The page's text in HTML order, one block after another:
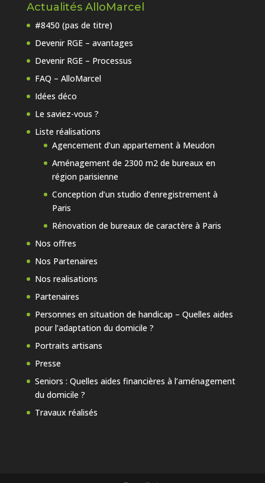
Actualités AlloMarcel
#8450 (pas de titre)
Devenir RGE – avantages
Devenir RGE – Processus
FAQ – AlloMarcel
Idées déco
Le saviez-vous ?
Liste réalisations
Agencement d’un appartement à Meudon
Aménagement de 2300 m2 de bureaux en
région parisienne
Conception d’un studio d’enregistrement à
Paris
Rénovation de bureaux de caractère à Paris
Nos offres
Nos Partenaires
Nos realisations
Partenaires
Personnes en situation de handicap – Quelles aides
pour l’adaptation du domicile ?
Portraits artisans
Presse
Seniors : Quelles aides financières à l’aménagement
du domicile ?
Travaux réalisés